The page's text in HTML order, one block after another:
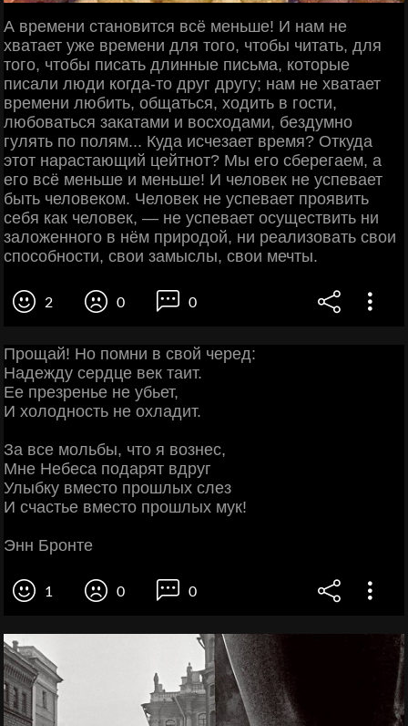
А времени становится всё меньше! И нам не
хватает уже времени для того, чтобы читать, для
того, чтобы писать длинные письма, которые
писали люди когда-то друг другу; нам не хватает
времени любить, общаться, ходить в гости,
любоваться закатами и восходами, бездумно
гулять по полям... Куда исчезает время? Откуда
этот нарастающий цейтнот? Мы его сберегаем, а
его всё меньше и меньше! И человек не успевает
быть человеком. Человек не успевает проявить
себя как человек, — не успевает осуществить ни
заложенного в нём природой, ни реализовать свои
способности, свои замыслы, свои мечты.
2 0 0
Прощай! Но помни в свой черед:
Надежду сердце век таит.
Ее презренье не убьет,
И холодность не охладит.
За все мольбы, что я вознес,
Мне Небеса подарят вдруг
Улыбку вместо прошлых слез
И счастье вместо прошлых мук!
Энн Бронте
1 0 0